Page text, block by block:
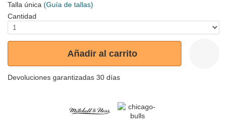
Talla única (Guía de tallas)
Cantidad
Añadir al carrito
Devoluciones garantizadas 30 días